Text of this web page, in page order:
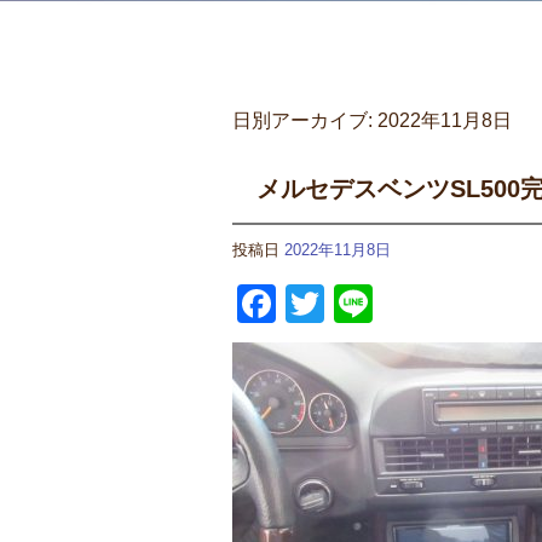
日別アーカイブ: 2022年11月8日
メルセデスベンツSL500
投稿日 2022年11月8日
Facebook
Twitter